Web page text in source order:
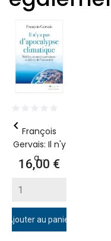
François
Gervais: Il n'y
a...
Prix
16,00 €
Ajouter au panier
